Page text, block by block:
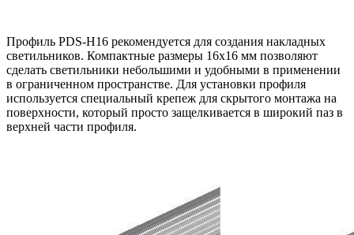
Профиль PDS-H16 рекомендуется для создания накладных
светильников. Компактные размеры 16х16 мм позволяют
сделать светильники небольшими и удобными в применении
в ограниченном пространстве. Для установки профиля
используется специальный крепеж для скрытого монтажа на
поверхности, который просто защелкивается в широкий паз в
верхней части профиля.